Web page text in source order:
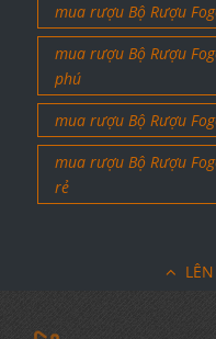
mua rượu Bộ Rượu
mua rượu Bộ Rượu
phú
mua rượu Bộ Rượu
mua rượu Bộ Rượu
rẻ